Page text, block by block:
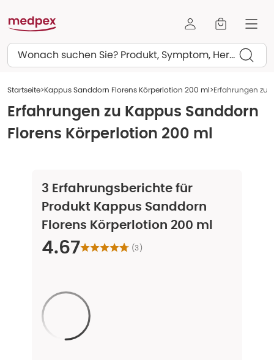
Suchen
Startseite Kappus Sanddorn Florens Körperlotion 200 ml Erfahrungen zu
Erfahrungen zu Kappus Sanddorn
Florens Körperlotion 200 ml
3 Erfahrungsberichte für
Produkt Kappus Sanddorn
Florens Körperlotion 200 ml
4.67 (3)